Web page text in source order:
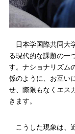
日本学国際共同大
る現代的な課題の一
す。ナショナリズム
係のように、お互い
せ、際限もなくエス
きます。
こうした現象は、